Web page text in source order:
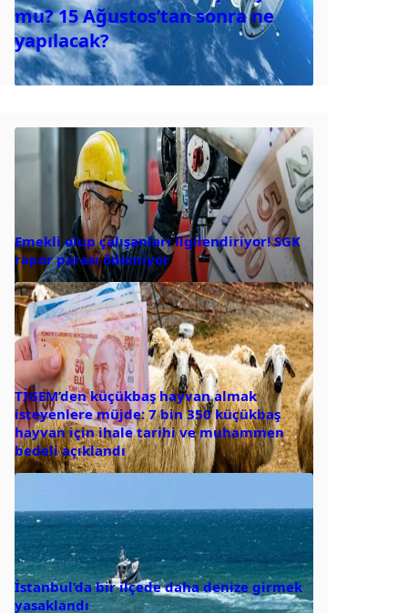
mu? 15 Ağustos’tan sonra ne
yapılacak?
Emekli olup çalışanları ilgilendiriyor! SGK
rapor parası ödemiyor
TİGEM’den küçükbaş hayvan almak
isteyenlere müjde: 7 bin 350 küçükbaş
hayvan için ihale tarihi ve muhammen
bedeli açıklandı
İstanbul’da bir ilçede daha denize girmek
yasaklandı